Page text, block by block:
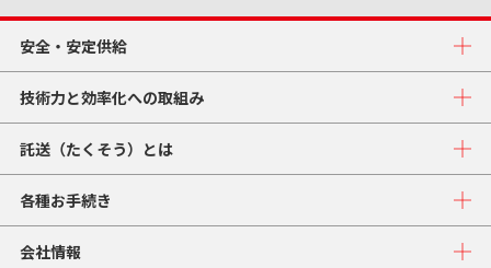
安全・安定供給
技術力と効率化への取組み
託送（たくそう）とは
各種お手続き
会社情報